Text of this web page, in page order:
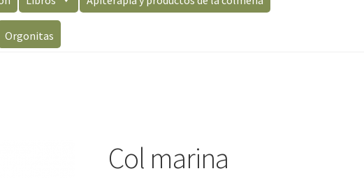
Orgonitas
Col marina